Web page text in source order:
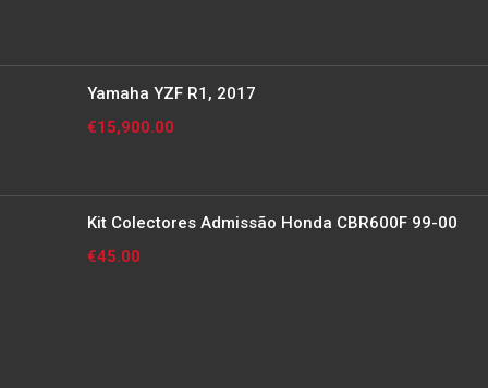
Yamaha YZF R1, 2017
€15,900.00
Kit Colectores Admissão Honda CBR600F 99-00
€45.00